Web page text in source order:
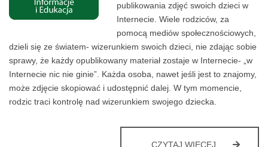
publikowania zdjęć swoich dzieci w
Internecie. Wiele rodziców, za
pomocą mediów społecznościowych,
dzieli się ze światem- wizerunkiem swoich dzieci, nie zdając sobie
sprawy, że każdy opublikowany materiał zostaje w Internecie- „w
Internecie nic nie ginie”. Każda osoba, nawet jeśli jest to znajomy,
może zdjęcie skopiować i udostępnić dalej. W tym momencie,
rodzic traci kontrolę nad wizerunkiem swojego dziecka.
CZYTAJ WIĘCEJ KAMPANIA